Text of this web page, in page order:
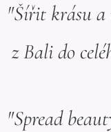
"Šířit krásu a
z Bali do
"Spread